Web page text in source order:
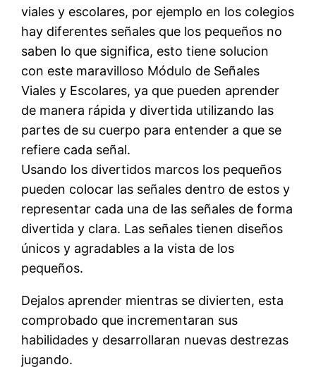
viales y escolares, por ejemplo en los colegios
hay diferentes señales que los pequeños no
saben lo que significa, esto tiene solucion
con este maravilloso Módulo de Señales
Viales y Escolares, ya que pueden aprender
de manera rápida y divertida utilizando las
partes de su cuerpo para entender a que se
refiere cada señal.
Usando los divertidos marcos los pequeños
pueden colocar las señales dentro de estos y
representar cada una de las señales de forma
divertida y clara. Las señales tienen diseños
únicos y agradables a la vista de los
pequeños.
Dejalos aprender mientras se divierten, esta
comprobado que incrementaran sus
habilidades y desarrollaran nuevas destrezas
jugando.